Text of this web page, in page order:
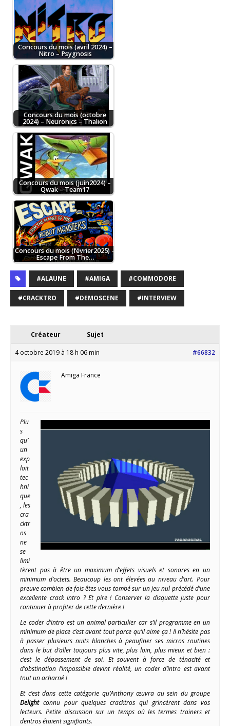
Concours du mois (avril 2024) –
Nitro – Psygnosis
Concours du mois (octobre
2024) – Neuronics – Thalion
Concours du mois (juin2024) –
Qwak – Team17
Concours du mois (février2025) –
Escape From The…
#ALAUNE #AMIGA #COMMODORE
#CRACKTRO #DEMOSCENE #INTERVIEW
Créateur Sujet
4 octobre 2019 à 18 h 06 min #66832
Amiga France
Plu
s
qu’
un
exp
loit
tec
hni
que
, les
cra
cktr
os
ne
se
limi
tèrent pas à être un maximum d’effets visuels et sonores en un
minimum d’octets. Beaucoup les ont élevées au niveau d’art. Pour
preuve combien de fois êtes-vous tombé sur un jeu nul précédé d’une
excellente crack intro ? Et pire ! Conserver la disquette juste pour
continuer à profiter de cette dernière !
Le coder d’intro est un animal particulier car s’il programme en un
minimum de place c’est avant tout parce qu’il aime ça ! Il n’hésite pas
à passer plusieurs nuits blanches à peaufiner ses micros routines
dans le but d’aller toujours plus vite, plus loin, plus mieux et bien :
c’est le dépassement de soi. Et souvent à force de ténacité et
d’obstination l’impossible devint réalité, un coder d’intro est avant
tout un acharné !
Et c’est dans cette catégorie qu’Anthony œuvra au sein du groupe
Delightconnu pour quelques cracktros qui grincèrent dans vos
lecteurs. Petite discussion sur un temps où les termes trainers et
dentros étaient signifiants.